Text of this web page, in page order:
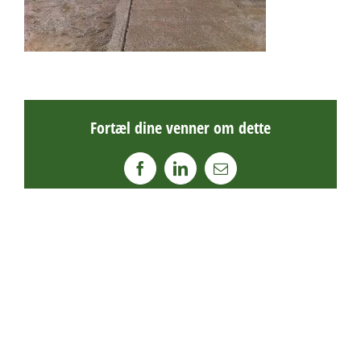
Fortæl dine venner om dette
FacebookLinkedIn
E-
mail